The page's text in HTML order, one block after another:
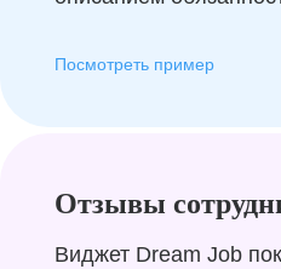
Посмотреть пример
Отзывы
Виджет Dream Job